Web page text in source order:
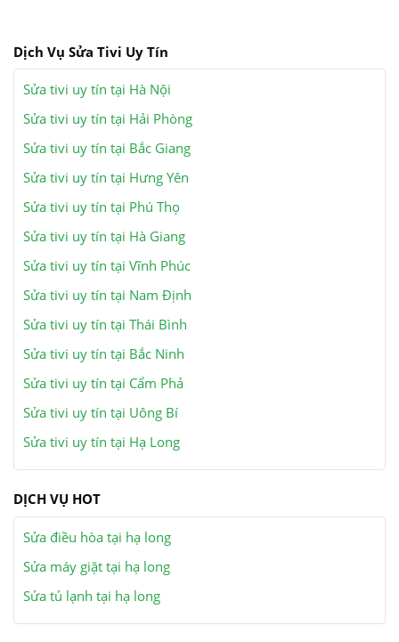
Dịch Vụ Sửa Tivi Uy Tín
Sửa tivi uy tín tại Hà Nội
Sửa tivi uy tín tại Hải Phòng
Sửa tivi uy tín tại Bắc Giang
Sửa tivi uy tín tại Hưng Yên
Sửa tivi uy tín tại Phú Thọ
Sửa tivi uy tín tại Hà Giang
Sửa tivi uy tín tại Vĩnh Phúc
Sửa tivi uy tín tại Nam Định
Sửa tivi uy tín tại Thái Bình
Sửa tivi uy tín tại Bắc Ninh
Sửa tivi uy tín tại Cẩm Phả
Sửa tivi uy tín tại Uông Bí
Sửa tivi uy tín tại Hạ Long
DỊCH VỤ HOT
Sửa điều hòa tại hạ long
Sửa máy giặt tại hạ long
Sửa tủ lạnh tại hạ long